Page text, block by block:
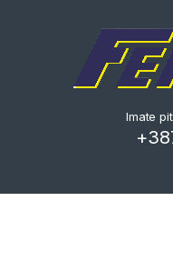
Imate